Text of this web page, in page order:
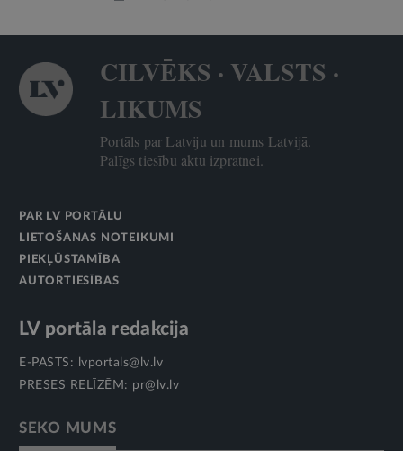
CILVĒKS · VALSTS ·
LIKUMS
Portāls par Latviju un mums Latvijā.
Palīgs tiesību aktu izpratnei.
PAR LV PORTĀLU
LIETOŠANAS NOTEIKUMI
PIEKĻŪSTAMĪBA
AUTORTIESĪBAS
LV portāla redakcija
E-PASTS:
lvportals@lv.lv
PRESES RELĪZĒM: pr@lv.lv
SEKO MUMS